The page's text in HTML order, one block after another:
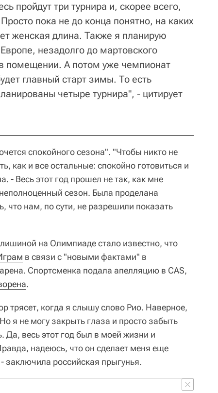
пройдут три турнира и, скорее всего,
пока не до конца понятно, на каких
женская длина. Также я планирую
незадолго до мартовского
помещении. А потом уже чемпионат
главный старт зимы. То есть
четыре турнира", - цитирует
спокойного сезона". "Чтобы никто не
как и все остальные: спокойно готовиться и
- Весь этот год прошел не так, как мне
сезон. Была проделана
что нам, по сути, не разрешили показать
на Олимпиаде стало известно, что
в связи с "новыми фактами" в
Спортсменка подала апелляцию в CAS,
.
трясет, когда я слышу слово Рио. Наверное,
я не могу закрыть глаза и просто забыть
Да, весь этот год был в моей жизни и
надеюсь, что он сделает меня еще
заключила российская прыгунья.